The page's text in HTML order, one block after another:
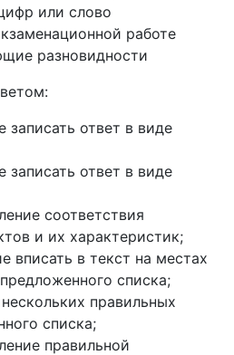
или слово
работе
разновидности
ответ в виде
ответ в виде
соответствия
и их характеристик;
вписать в текст на местах
списка;
правильных
списка;
правильной